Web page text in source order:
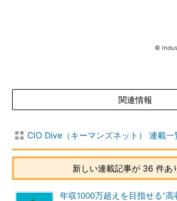
©
関連情報
CIO Dive（キーマンズネット） 連載一
新しい連載記事が 36 件あ
年収1000万超えを目指せる“